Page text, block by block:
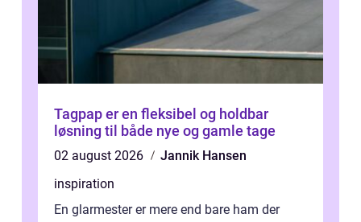
Tagpap er en fleksibel og holdbar
løsning til både nye og gamle tage
02 august 2026
Jannik Hansen
inspiration
En glarmester er mere end bare ham der